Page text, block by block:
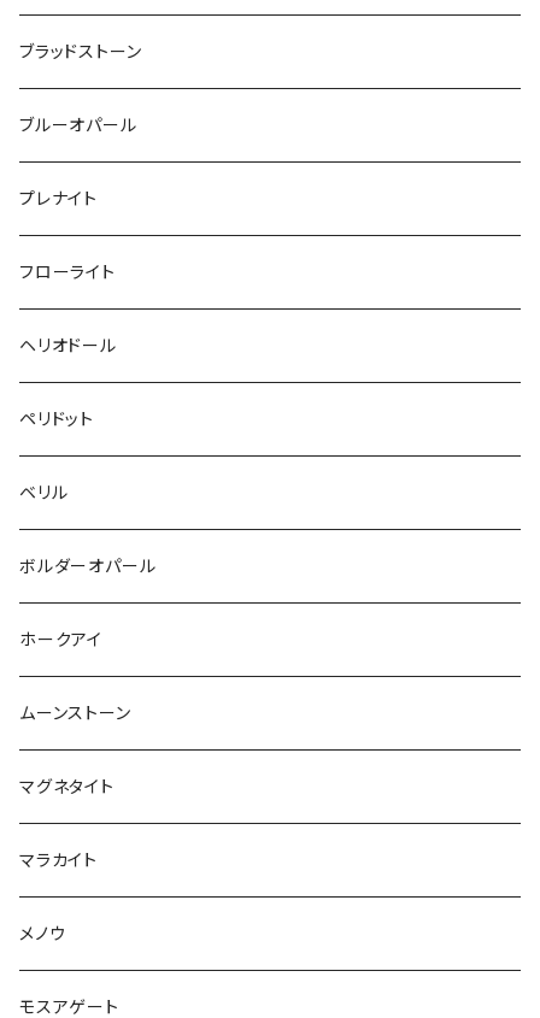
ブラッドストーン
ブルーオパール
プレナイト
フローライト
ヘリオドール
ペリドット
ベリル
ボルダーオパール
ホークアイ
ムーンストーン
マグネタイト
マラカイト
メノウ
モスアゲート